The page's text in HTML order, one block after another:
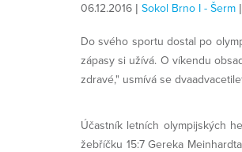
06.12.2016 | Sokol Brno I - Šerm
Do svého sportu dostal po
zápasy si užívá. O víkendu
zdravé," usmívá se
Účastník letních olympijských
žebříčku 15:7 Gereka